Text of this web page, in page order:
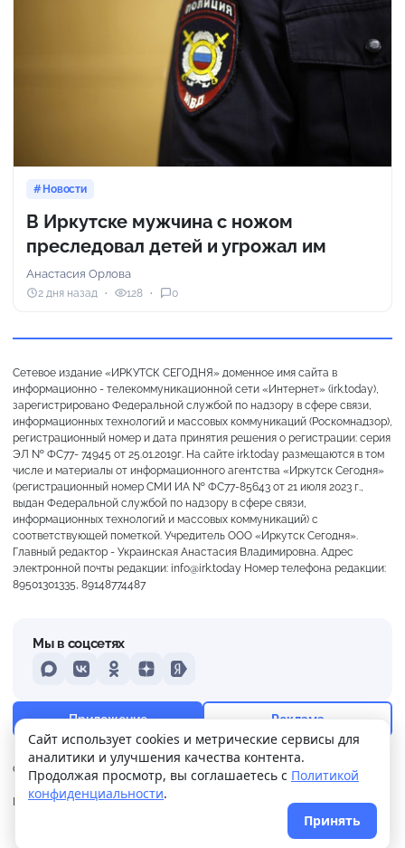
+20° Ощущается как +20
8 м/с 756 мм 95%
Новости
В Иркутске мужчина с ножом
преследовал детей и угрожал им
Анастасия Орлова
2 дня назад 128 0
Сетевое издание «ИРКУТСК СЕГОДНЯ» доменное имя сайта в
информационно - телекоммуникационной сети «Интернет» (irk.today),
зарегистрировано Федеральной службой по надзору в сфере связи,
информационных технологий и массовых коммуникаций (Роскомнадзор),
регистрационный номер и дата принятия решения о регистрации: серия
ЭЛ № ФС77- 74945 от 25.01.2019г. На сайте irk.today размещаются в том
числе и материалы от информационного агентства «Иркутск Сегодня»
(регистрационный номер СМИ ИА № ФС77-85643 от 21 июля 2023 г.,
выдан Федеральной службой по надзору в сфере связи,
информационных технологий и массовых коммуникаций) с
соответствующей пометкой. Учредитель ООО «Иркутск Сегодня».
Главный редактор - Украинская Анастасия Владимировна. Адрес
электронной почты редакции: info@irk.today Номер телефона редакции:
89501301335, 89148774487
О нас Прислать новость
Реклама
Политика
Мы в соцсетях
MAXVKontakteOdnoklassniki
DzenYandex
Приложение Реклама
Сайт использует cookies и метрические сервисы для
аналитики и улучшения качества контента.
Продолжая просмотр, вы соглашаетесь с Политикой
конфиденциальности.
Принять